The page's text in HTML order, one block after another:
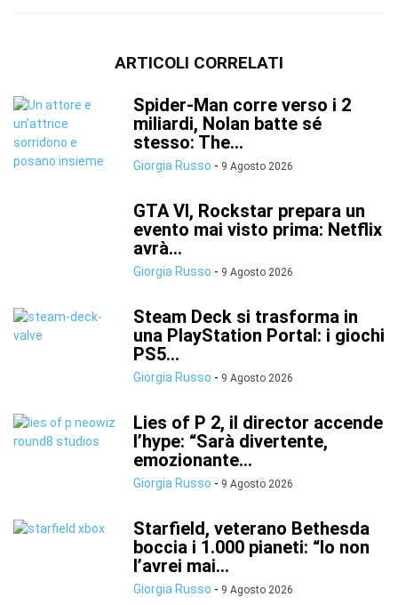
ARTICOLI CORRELATI
Spider-Man corre verso i 2
miliardi, Nolan batte sé
stesso: The...
Giorgia Russo - 9 Agosto 2026
GTA VI, Rockstar prepara un
evento mai visto prima: Netflix
avrà...
Giorgia Russo - 9 Agosto 2026
Steam Deck si trasforma in
una PlayStation Portal: i giochi
PS5...
Giorgia Russo - 9 Agosto 2026
Lies of P 2, il director accende
l’hype: “Sarà divertente,
emozionante...
Giorgia Russo - 9 Agosto 2026
Starfield, veterano Bethesda
boccia i 1.000 pianeti: “Io non
l’avrei mai...
Giorgia Russo - 9 Agosto 2026